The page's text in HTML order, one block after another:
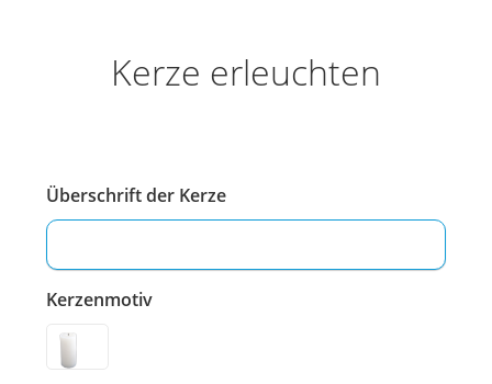
Kerze erleuchten
Überschrift der Kerze
Kerzenmotiv